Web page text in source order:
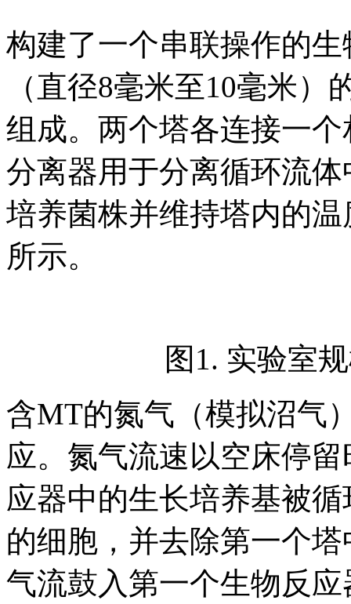
构建了一个串联操作的
（直径8毫米至10毫米
组成。两个塔各连接一
分离器用于分离循环流
培养菌株并维持塔内的
所示。
图1. 实验室
含MT的氮气（模拟沼气
应。氮气流速以空床停
应器中的生长培养基被
的细胞，并去除第一个
气流鼓入第一个生物反